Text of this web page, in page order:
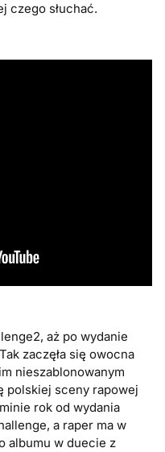
czego słuchać.
aż po wydanie
zaczęła się owocna
nieszablonowanym
polskiej sceny rapowej
rok od wydania
a raper ma w
albumu w duecie z